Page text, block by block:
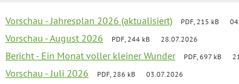
Vorschau - Jahresplan 2026 (aktualisiert) PDF, 215 kB
Vorschau - August 2026 PDF, 244 kB 28.07.2026
Bericht - Ein Monat voller kleiner Wunder PDF, 697 kB
Vorschau - Juli 2026 PDF, 286 kB 03.07.2026